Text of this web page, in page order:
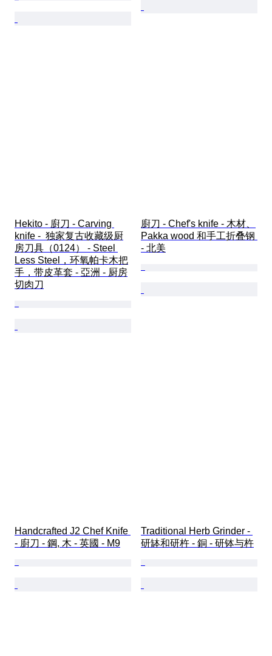
Hekito - 廚刀 - Carving
knife -  独家复古收藏级厨
房刀具（0124） - Steel
Less Steel，环氧帕卡木把
手，带皮革套 - 亞洲 - 厨房
切肉刀
廚刀 - Chef's knife - 木材、
Pakka wood 和手工折叠钢
- 北美
Handcrafted J2 Chef Knife
- 廚刀 - 鋼, 木 - 英國 - M9
Traditional Herb Grinder -
研缽和研杵 - 銅 - 研钵与杵